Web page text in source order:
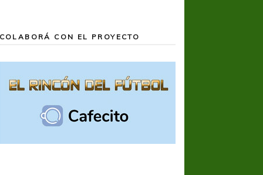
COLABORÁ CON EL PROYECTO